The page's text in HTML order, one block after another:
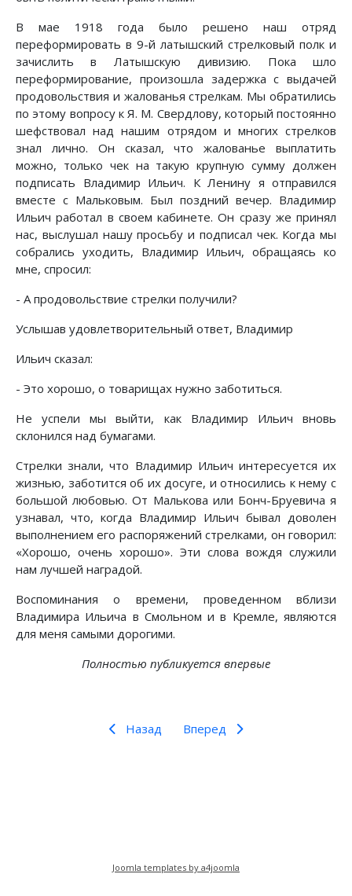
В мае 1918 года было решено наш отряд
переформировать в 9-й латышский стрелковый полк и
зачислить в Латышскую дивизию. Пока шло
переформирование, произошла задержка с выдачей
продовольствия и жалованья стрелкам. Мы обратились
по этому вопросу к Я. М. Свердлову, который постоянно
шефствовал над нашим отрядом и многих стрелков
знал лично. Он сказал, что жалованье выплатить
можно, только чек на такую крупную сумму должен
подписать Владимир Ильич. К Ленину я отправился
вместе с Мальковым. Был поздний вечер. Владимир
Ильич работал в своем кабинете. Он сразу же принял
нас, выслушал нашу просьбу и подписал чек. Когда мы
собрались уходить, Владимир Ильич, обращаясь ко
мне, спросил:
- А продовольствие стрелки получили?
Услышав удовлетворительный ответ, Владимир
Ильич сказал:
- Это хорошо, о товарищах нужно заботиться.
Не успели мы выйти, как Владимир Ильич вновь
склонился над бумагами.
Стрелки знали, что Владимир Ильич интересуется их
жизнью, заботится об их досуге, и относились к нему с
большой любовью. От Малькова или Бонч-Бруевича я
узнавал, что, когда Владимир Ильич бывал доволен
выполнением его распоряжений стрелками, он говорил:
«Хорошо, очень хорошо». Эти слова вождя служили
нам лучшей наградой.
Воспоминания о времени, проведенном вблизи
Владимира Ильича в Смольном и в Кремле, являются
для меня самыми дорогими.
Полностью публикуется впервые
Назад Вперед
Joomla templates by a4joomla